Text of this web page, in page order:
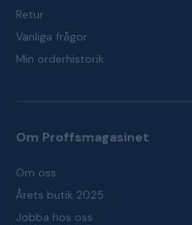
Retur
Vanliga frågor
Min orderhistorik
Om Proffsmagasinet
Om oss
Årets butik 2025
Jobba hos oss